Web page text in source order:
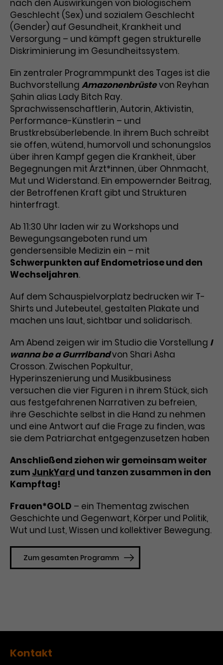
Anbieter Google Analytics
Laufzeit 1 Minute
Zweck
Das ist ein von Google Analytics
gesetztes Cookie. Bestimmte
Daten werden nur maximal einmal
pro Minute an Google Analytics
gesendet. Solange es gesetzt ist,
werden bestimmte
Datenübertragungen
unterbunden.
Laufzeit 3 Monate
Dieses Cookie wird verwendet, um
Nutzerinteraktionen mit
Werbeanzeigen zu messen und
Remarketing-Funktionen
bereitzustellen.
Name IDE
Anbieter Google / DoubleClick
Laufzeit 1 Jahr
Dieses Cookie dient der Anzeige
Werbekampagnen über
verschiedene Websites hinweg.
nach den Auswirkungen von biologischem
Geschlecht (Sex) und sozialem Geschlecht
(Gender) auf Gesundheit, Krankheit und
Versorgung – und kämpft gegen strukturelle
Diskriminierung im Gesundheitssystem.
Ein zentraler Programmpunkt des Tages ist die
Buchvorstellung Amazonenbrüstevon Reyhan
Şahin alias Lady Bitch Ray.
Sprachwissenschaftlerin, Autorin, Aktivistin,
Performance-Künstlerin – und
Brustkrebsüberlebende. In ihrem Buch schreibt
sie offen, wütend, humorvoll und schonungslos
über ihren Kampf gegen die Krankheit, über
Begegnungen mit Ärzt*innen, über Ohnmacht,
Mut und Widerstand. Ein empowernder Beitrag,
der Betroffenen Kraft gibt und Strukturen
hinterfragt.
Ab 11:30 Uhr laden wir zu Workshops und
Bewegungsangeboten rund um
gendersensible Medizin ein – mit
Schwerpunkten auf Endometriose und den
Wechseljahren.
Auf dem Schauspielvorplatz bedrucken wir T-
Shirts und Jutebeutel, gestalten Plakate und
machen uns laut, sichtbar und solidarisch.
Am Abend zeigen wir im Studio die Vorstellung I
wanna be a Gurrrlbandvon Shari Asha
Crosson. Zwischen Popkultur,
Hyperinszenierung und Musikbusiness
versuchen die vier Figuren i n ihrem Stück, sich
aus festgefahrenen Narrativen zu befreien,
ihre Geschichte selbst in die Hand zu nehmen
und eine Antwort auf die Frage zu finden, was
sie dem Patriarchat entgegenzusetzen haben
Anschließend ziehen wir gemeinsam weiter
zum JunkYard und tanzen zusammen in den
Kampftag!
Frauen*GOLD – ein Thementag zwischen
Geschichte und Gegenwart, Körper und Politik,
Wut und Lust, Wissen und kollektiver Bewegung.
Zum gesamten Programm
Kontakt